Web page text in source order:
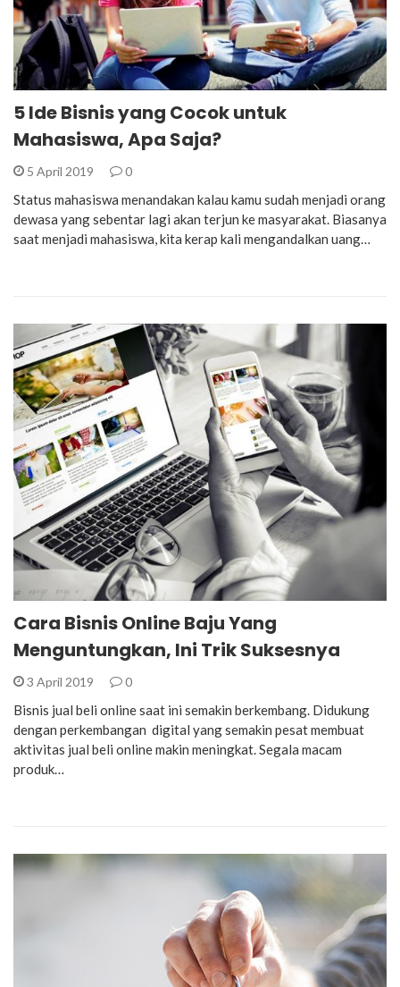
5 Ide Bisnis yang Cocok untuk
Mahasiswa, Apa Saja?
5 April 2019 0
Status mahasiswa menandakan kalau kamu sudah menjadi orang
dewasa yang sebentar lagi akan terjun ke masyarakat. Biasanya
saat menjadi mahasiswa, kita kerap kali mengandalkan uang…
Cara Bisnis Online Baju Yang
Menguntungkan, Ini Trik Suksesnya
3 April 2019 0
Bisnis jual beli online saat ini semakin berkembang. Didukung
dengan perkembangan digital yang semakin pesat membuat
aktivitas jual beli online makin meningkat. Segala macam
produk…